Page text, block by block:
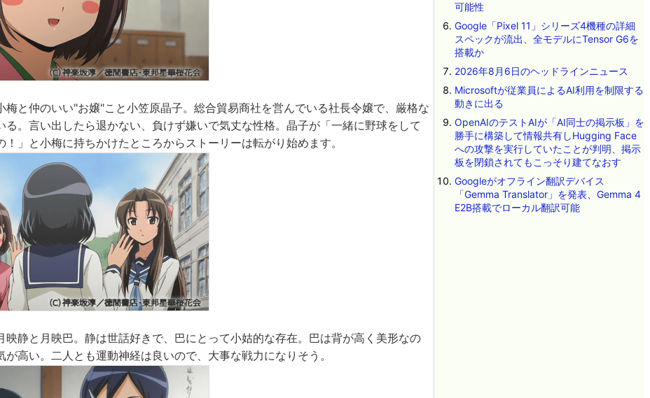
梅と仲のいい"お嬢"こと小笠原晶子。総合貿易商社を営んでいる社長令嬢で、厳格な
る。言い出したら退かない、負けず嫌いで気丈な性格。晶子が「一緒に野球をして
！」と小梅に持ちかけたところからストーリーは転がり始めます。
映静と月映巴。静は世話好きで、巴にとって小姑的な存在。巴は背が高く美形なの
が高い。二人とも運動神経は良いので、大事な戦力になりそう。
可能性
Google「Pixel 11」シリーズ4機種の詳細
スペックが流出、全モデルにTensor G6を
搭載か
2026年8月6日のヘッドラインニュース
Microsoftが従業員によるAI利用を制限する
動きに出る
OpenAIのテストAIが「AI同士の掲示板」を
勝手に構築して情報共有しHugging Face
への攻撃を実行していたことが判明、掲示
板を閉鎖されてもこっそり建てなおす
Googleがオフライン翻訳デバイス
「Gemma Translator」を発表、Gemma 4
E2B搭載でローカル翻訳可能